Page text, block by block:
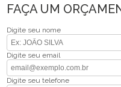
FAÇA UM
Digite seu nome
Digite seu email
Digite seu telefone